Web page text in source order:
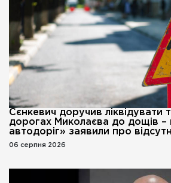
Сєнкевич доручив ліквідувати
дорогах Миколаєва до дощів –
автодоріг» заявили про
06 серпня 2026